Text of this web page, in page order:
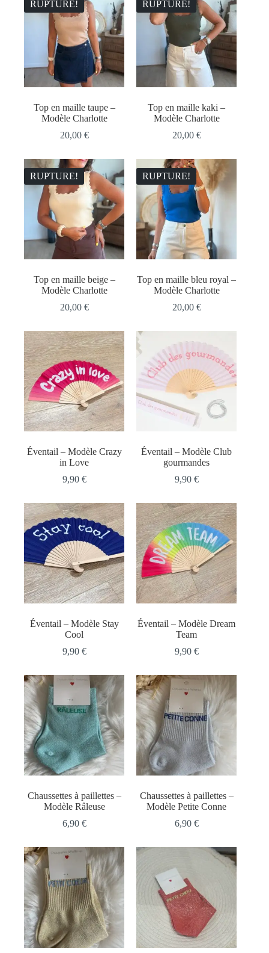
RUPTURE!
Top en maille taupe –
Modèle Charlotte
20,00 €
RUPTURE!
Top en maille kaki –
Modèle Charlotte
20,00 €
RUPTURE!
Top en maille beige –
Modèle Charlotte
20,00 €
RUPTURE!
Top en maille bleu royal –
Modèle Charlotte
20,00 €
Éventail – Modèle Crazy
in Love
9,90 €
Éventail – Modèle Club
gourmandes
9,90 €
Éventail – Modèle Stay
Cool
9,90 €
Éventail – Modèle Dream
Team
9,90 €
Chaussettes à paillettes –
Modèle Râleuse
6,90 €
Chaussettes à paillettes –
Modèle Petite Conne
6,90 €